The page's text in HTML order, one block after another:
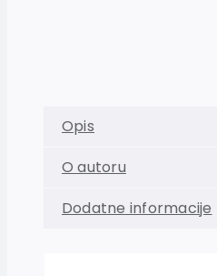
Opis
O autoru
Dodatne informacije